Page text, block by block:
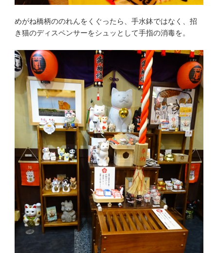
めがね橋柄ののれんをくぐったら、手水鉢ではなく、招
き猫のディスペンサーをシュッとして手指の消毒を。